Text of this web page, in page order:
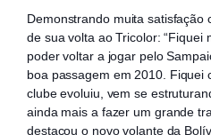
Demonstrando muita satisfação
de sua volta ao Tricolor: “Fiquei
poder voltar a jogar pelo
boa passagem em 2010. Fiquei
clube evoluiu, vem se
ainda mais a fazer um grande
destacou o novo volante da